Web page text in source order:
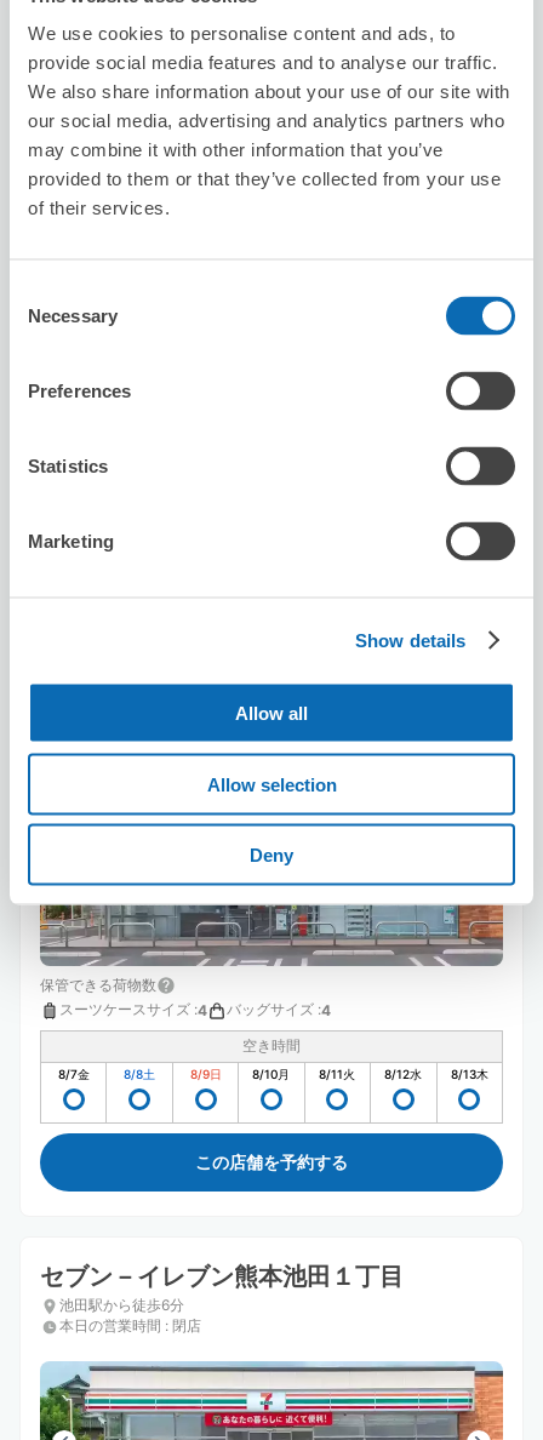
We use cookies to personalise content and ads, to
provide social media features and to analyse our traffic.
We also share information about your use of our site with
our social media, advertising and analytics partners who
may combine it with other information that you’ve
provided to them or that they’ve collected from your use
of their services.
Selection
Necessary
Preferences
Statistics
Marketing
Show details
Allow all
Allow selection
Deny
この店舗を予約する
セブン－イレブン熊本坪井２丁目
藤崎宮前駅から徒歩3分
本日の営業時間:
セブン－イレブン熊本黒髪２丁目
黒髪町駅から徒歩7分
保管できる荷物数
スーツケースサイズ :4 バッグサイズ :4
空き時間
8/7金 8/8土 8/9日 8/10月 8/11火 8/12水 8/13木
この店舗を予約する
セブン－イレブン熊本池田１丁目
池田駅から徒歩6分
本日の営業時間 : 閉店